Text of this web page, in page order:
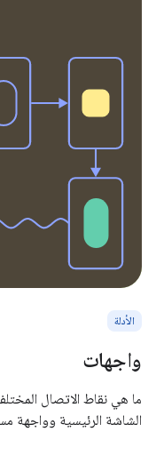
الأدلة
واجهات
ما هي نقاط الاتصال
الشاشة الرئيسية وواجهة